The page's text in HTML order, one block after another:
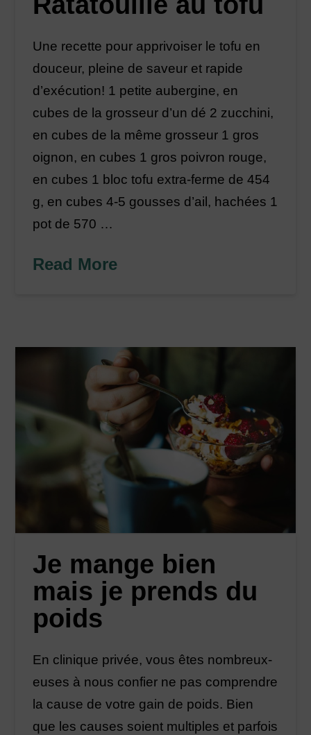
Une recette pour apprivoiser le tofu en
douceur, pleine de saveur et rapide
d’exécution! 1 petite aubergine, en
cubes de la grosseur d’un dé 2 zucchini,
en cubes de la même grosseur 1 gros
oignon, en cubes 1 gros poivron rouge,
en cubes 1 bloc tofu extra-ferme de 454
g, en cubes 4-5 gousses d’ail, hachées 1
pot de 570 …
Read More
Je mange bien
mais je prends du
poids
En clinique privée, vous êtes nombreux-
euses à nous confier ne pas comprendre
la cause de votre gain de poids. Bien
que les causes soient multiples et parfois